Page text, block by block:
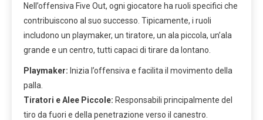
Nell’offensiva Five Out, ogni giocatore ha ruoli specifici che
contribuiscono al suo successo. Tipicamente, i ruoli
includono un playmaker, un tiratore, un ala piccola, un’ala
grande e un centro, tutti capaci di tirare da lontano.
Playmaker: Inizia l’offensiva e facilita il movimento della
palla.
Tiratori e Alee Piccole: Responsabili principalmente del
tiro da fuori e della penetrazione verso il canestro.